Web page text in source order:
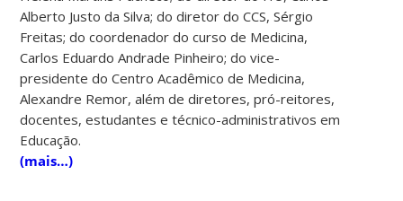
Alberto Justo da Silva; do diretor do CCS, Sérgio
Freitas; do coordenador do curso de Medicina,
Carlos Eduardo Andrade Pinheiro; do vice-
presidente do Centro Acadêmico de Medicina,
Alexandre Remor, além de diretores, pró-reitores,
docentes, estudantes e técnico-administrativos em
Educação.
(mais…)